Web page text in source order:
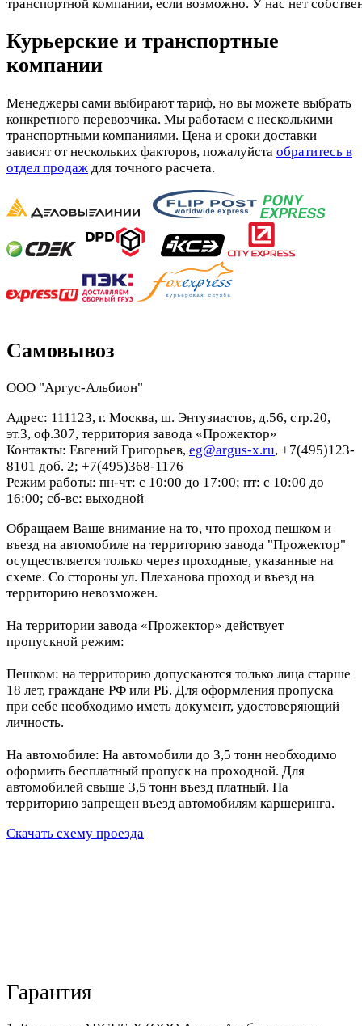
транспортной компании, если возможно. У нас нет
Курьерские и транспортные
компании
Менеджеры сами выбирают тариф, но вы можете выбрать
конкретного перевозчика. Мы работаем с несколькими
транспортными компаниями. Цена и сроки доставки
зависят от нескольких факторов, пожалуйста обратитесь в
отдел продаж для точного расчета.
Самовывоз
ООО "Аргус-Альбион"
Адрес: 111123, г. Москва, ш. Энтузиастов, д.56, стр.20,
эт.3, оф.307, территория завода «Прожектор»
Контакты: Евгений Григорьев, eg@argus-x.ru, +7(495)123-
8101 доб. 2; +7(495)368-1176
Режим работы: пн-чт: с 10:00 до 17:00; пт: с 10:00 до
16:00; сб-вс: выходной
Обращаем Ваше внимание на то, что проход пешком и
въезд на автомобиле на территорию завода "Прожектор"
осуществляется только через проходные, указанные на
схеме. Со стороны ул. Плеханова проход и въезд на
территорию невозможен.
На территории завода «Прожектор» действует
пропускной режим:
Пешком: на территорию допускаются только лица старше
18 лет, граждане РФ или РБ. Для оформления пропуска
при себе необходимо иметь документ, удостоверяющий
личность.
На автомобиле: На автомобили до 3,5 тонн необходимо
оформить бесплатный пропуск на проходной. Для
автомобилей свыше 3,5 тонн въезд платный. На
территорию запрещен въезд автомобилям каршеринга.
Скачать схему проезда
Гарантия